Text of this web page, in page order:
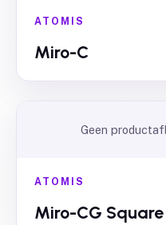
ATOMIS
Miro-C
Geen
ATOMIS
Miro-CG